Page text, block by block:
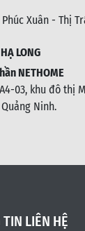
Phúc Xuân - Thị
LONG
NETHOME
03, khu đô thị
Ninh.
LIÊN HỆ